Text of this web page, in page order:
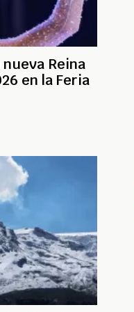
Reina
en la Feria